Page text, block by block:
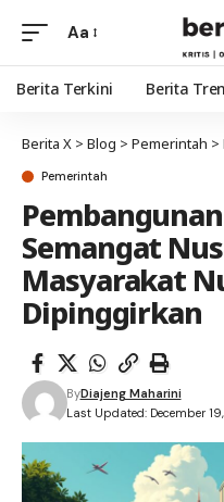
Aa
Berita Terkini Berita
Berita X > Blog > Pemerintah >
Pemerintah
Semangat
Masyarakat
Dipinggirkan
Last Updated: December
ByDiajeng Maharini